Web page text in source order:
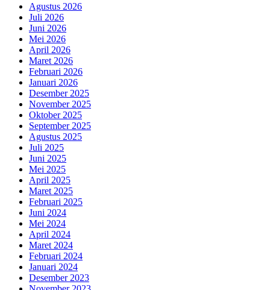
Agustus 2026
Juli 2026
Juni 2026
Mei 2026
April 2026
Maret 2026
Februari 2026
Januari 2026
Desember 2025
November 2025
Oktober 2025
September 2025
Agustus 2025
Juli 2025
Juni 2025
Mei 2025
April 2025
Maret 2025
Februari 2025
Juni 2024
Mei 2024
April 2024
Maret 2024
Februari 2024
Januari 2024
Desember 2023